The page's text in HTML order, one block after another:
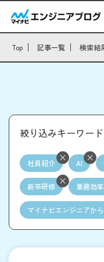
Top 記事一覧 検索結
絞り込みキーワード
社員紹介 AI
新卒研修 業務効
マイナビエンジニアか